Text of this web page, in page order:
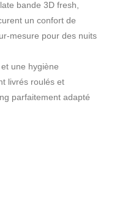
bande 3D fresh,
un confort de
mesure pour des nuits
une hygiène
livrés roulés et
parfaitement adapté